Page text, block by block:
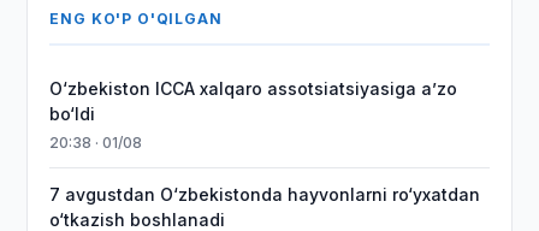
ENG KO'P O'QILGAN
O‘zbekiston ICCA xalqaro assotsiatsiyasiga aʼzo
bo‘ldi
20:38 · 01/08
7 avgustdan O‘zbekistonda hayvonlarni ro‘yxatdan
o‘tkazish boshlanadi